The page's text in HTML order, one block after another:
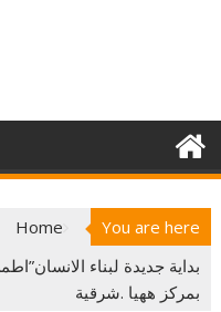
You are here
Home
بمركز ههيا .شرقية